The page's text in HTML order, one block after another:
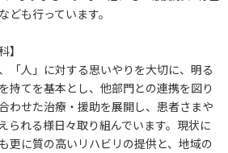
も行っています。
「人」に対する思いやりを大切に、明る
持てを基本とし、他部門との連携を図り
わせた治療・援助を展開し、患者さまや
られる様日々取り組んでいます。現状に
更に質の高いリハビリの提供と、地域の